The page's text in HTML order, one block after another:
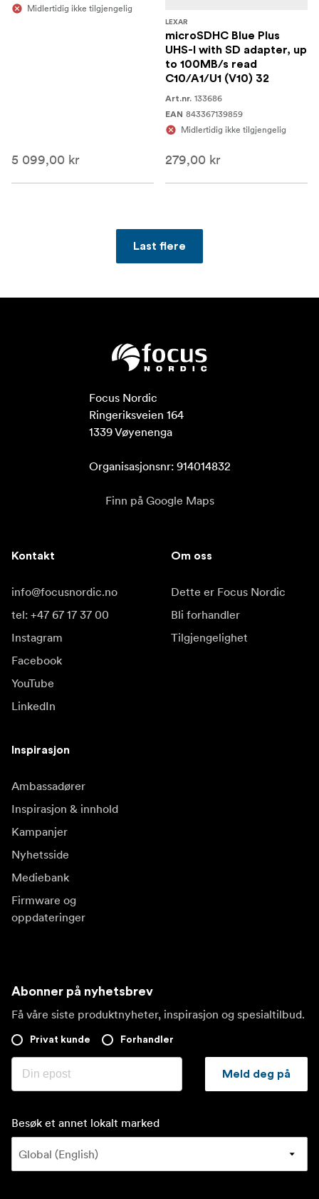
Midlertidig ikke tilgjengelig
5 099,00 kr
LEXAR
microSDHC Blue Plus
UHS-I with SD adapter, up
to 100MB/s read
C10/A1/U1 (V10) 32
Art.nr. 133686
EAN 843367139859
Midlertidig ikke tilgjengelig
279,00 kr
Last flere
Focus Nordic
Ringeriksveien 164
1339 Vøyenenga
Organisasjonsnr: 914014832
Finn på Google Maps
Kontakt
info@focusnordic.no
tel: +47 67 17 37 00
Instagram
Facebook
YouTube
LinkedIn
Om oss
Dette er Focus Nordic
Bli forhandler
Tilgjengelighet
Inspirasjon
Ambassadører
Inspirasjon & innhold
Kampanjer
Nyhetsside
Mediebank
Firmware og
oppdateringer
Abonner på nyhetsbrev
Få våre siste produktnyheter, inspirasjon og spesialtilbud.
Privat kunde Forhandler
Meld deg på
Besøk et annet lokalt marked